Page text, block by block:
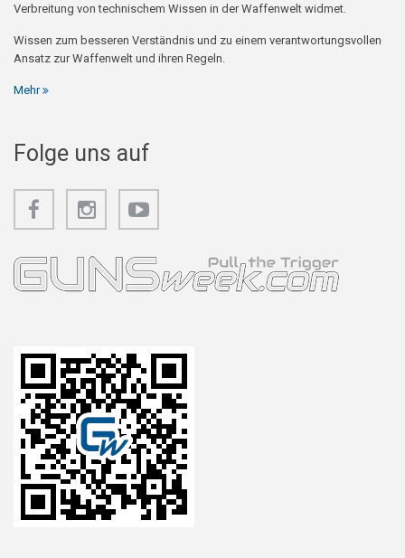
Verbreitung von technischem Wissen in der Waffenwelt widmet.
Wissen zum besseren Verständnis und zu einem verantwortungsvollen
Ansatz zur Waffenwelt und ihren Regeln.
Mehr
Folge uns auf